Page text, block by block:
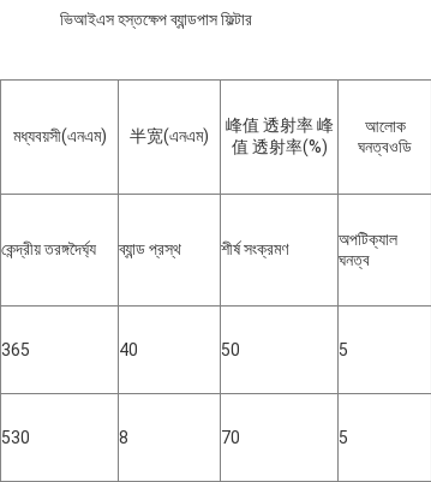
ভিআইএস হস্তক্ষেপ ব্যান্ডপাস ফিল্টার
মধ্যবয়সী(এনএম) 半宽(এনএম)
峰值 透射率 峰
值 透射率(%)
আলোক
ঘনত্বওডি
কেন্দ্রীয় তরঙ্গদৈর্ঘ্য ব্যান্ড প্রস্থ শীর্ষ সংক্রমণ
অপটিক্যাল
ঘনত্ব
365 40 50 5
530 8 70 5